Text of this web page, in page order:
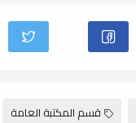
قسم المكتبة العامة